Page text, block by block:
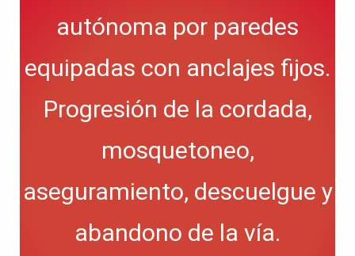
autónoma por paredes
equipadas con anclajes fijos.
Progresión de la cordada,
mosquetoneo,
aseguramiento, descuelgue y
abandono de la vía.